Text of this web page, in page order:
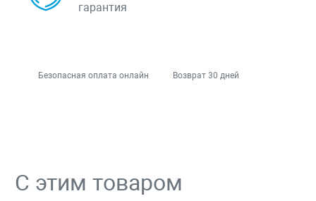
гарантия
Безопасная оплата онлайн Возврат 30 дней
С этим товаром